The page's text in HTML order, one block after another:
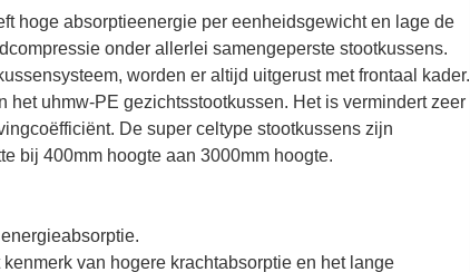
hoge absorptieenergie per eenheidsgewicht en lage de
onder allerlei samengeperste stootkussens.
worden er altijd uitgerust met frontaal kader.
het uhmw-PE gezichtsstootkussen. Het is vermindert zeer
De super celtype stootkussens zijn
bij 400mm hoogte aan 3000mm hoogte.
van hogere krachtabsorptie en het lange